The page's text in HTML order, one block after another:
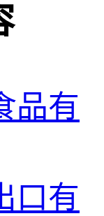
品有
口有